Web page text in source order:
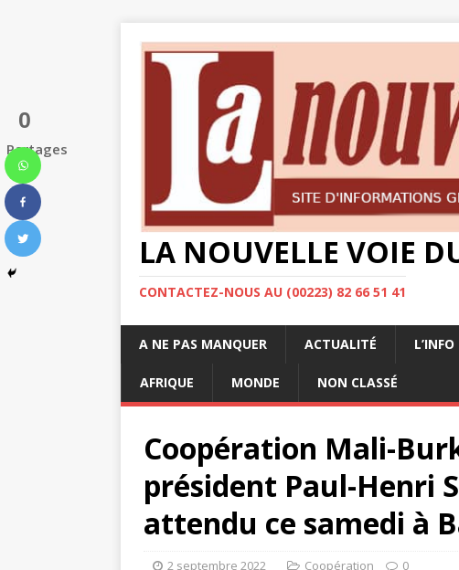
LA NOUVELLE VOIE
CONTACTEZ-NOUS AU (00223) 82 66 51 41
A NE PAS MANQUER ACTUALITÉ
AFRIQUE MONDE NON CLASSÉ
Coopération Mali-
président Paul-Henri
attendu ce samedi à
2 septembre 2022 Coopération 0
0
Partages